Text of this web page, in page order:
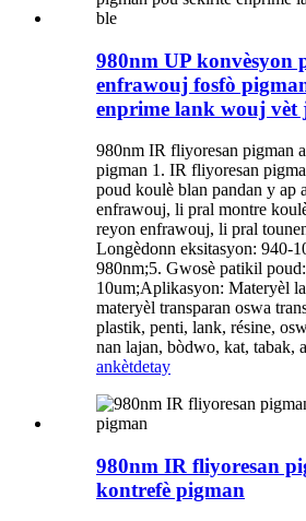
980nm UP konvèsyon
enfrawouj fosfò
enprime lank wouj vèt
980nm IR fliyoresan pigman
pigman 1. IR fliyoresan
poud koulè blan pandan y ap
enfrawouj, li pral montre
reyon enfrawouj, li pral
Longèdonn eksitasyon: 940-
980nm;5. Gwosè patikil poud:
10um;Aplikasyon: Materyèl
materyèl transparan oswa
plastik, penti, lank, résine,
nan lajan, bòdwo, kat, tabak,
ankètdetay
980nm IR fliyoresan
kontrefè pigman